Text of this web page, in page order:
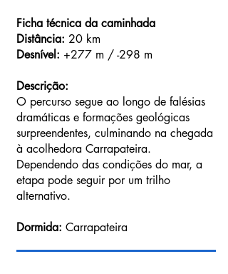
Ficha técnica da caminhada
Distância: 20 km
Desnível: +277 m / -298 m
Descrição:
O percurso segue ao longo de falésias
dramáticas e formações geológicas
surpreendentes, culminando na chegada
à acolhedora Carrapateira.
Dependendo das condições do mar, a
etapa pode seguir por um trilho
alternativo.
Dormida: Carrapateira